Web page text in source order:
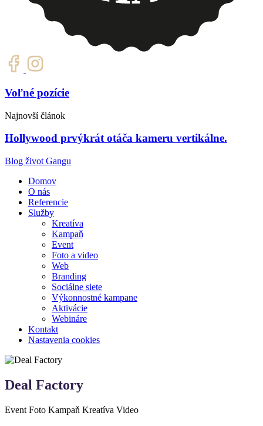
Voľné pozície
Najnovší článok
Hollywood prvýkrát otáča kameru vertikálne.
Blog život Gangu
Domov
O nás
Referencie
Služby
Kreatíva
Kampaň
Event
Foto a video
Web
Branding
Sociálne siete
Výkonnostné kampane
Aktivácie
Webináre
Kontakt
Nastavenia cookies
Deal Factory
Event Foto Kampaň Kreatíva Video